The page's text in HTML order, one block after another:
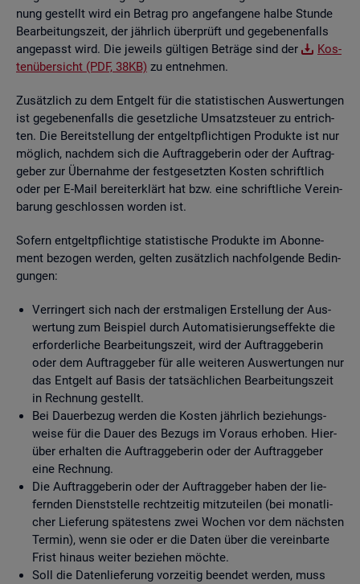
nung ge­stellt wird ein Be­trag pro an­ge­fan­ge­ne halbe Stun­de
Be­ar­bei­tungs­zeit, der jähr­lich über­prüft und ge­ge­be­nen­falls
an­ge­passt wird. Die je­weils gül­ti­gen Be­trä­ge sind der
Kos­
ten­über­sicht (PDF, 38KB) zu ent­neh­men.
Zu­sätz­lich zu dem Ent­gelt für die sta­tis­ti­schen Aus­wer­tun­gen
ist ge­ge­be­nen­falls die ge­setz­li­che Um­satz­steu­er zu ent­rich­
ten. Die Be­reit­stel­lung der ent­gelt­pflich­ti­gen Pro­duk­te ist nur
mög­lich, nach­dem sich die Auf­trag­ge­be­rin oder der Auf­trag­
ge­ber zur Über­nah­me der fest­ge­setz­ten Kos­ten schrift­lich
oder per E-Mail be­reit­er­klärt hat bzw. eine schrift­li­che Ver­ein­
ba­rung ge­schlos­sen wor­den ist.
So­fern ent­gelt­pflich­ti­ge sta­tis­ti­sche Pro­duk­te im Abon­ne­
ment be­zo­gen wer­den, gel­ten zu­sätz­lich nach­fol­gen­de Be­din­
gun­gen:
Ver­rin­gert sich nach der erst­ma­li­gen Er­stel­lung der Aus­
wer­tung zum Bei­spiel durch Au­to­ma­ti­sie­rungs­ef­fek­te die
er­for­der­li­che Be­ar­bei­tungs­zeit, wird der Auf­trag­ge­be­rin
oder dem Auf­trag­ge­ber für alle wei­te­ren Aus­wer­tun­gen nur
das Ent­gelt auf Basis der tat­säch­li­chen Be­ar­bei­tungs­zeit
in Rech­nung ge­stellt.
Bei Dau­er­be­zug wer­den die Kos­ten jähr­lich be­zie­hungs­
wei­se für die Dauer des Be­zugs im Vor­aus er­ho­ben. Hier­
über er­hal­ten die Auf­trag­ge­be­rin oder der Auf­trag­ge­ber
eine Rech­nung.
Die Auf­trag­ge­be­rin oder der Auf­trag­ge­ber haben der lie­
fern­den Dienst­stel­le recht­zei­tig mit­zu­tei­len (bei mo­nat­li­
cher Lie­fe­rung spä­tes­tens zwei Wo­chen vor dem nächs­ten
Ter­min), wenn sie oder er die Daten über die ver­ein­bar­te
Frist hin­aus wei­ter be­zie­hen möch­te.
Soll die Da­ten­lie­fe­rung vor­zei­tig be­en­det wer­den, muss